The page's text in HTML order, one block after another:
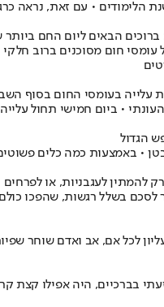
הלימודים • עם זאת,
עלייה בעומסי החום בסוף
• ביום חמישי תחול
הגדול
• באמצעות כמה כלים
להמתין לעגבניות, או לפרחים
בשלל רגשות, שהפכו
לכל אם, אב ואדם שוחר
בברכיים, היה אפילו קצת